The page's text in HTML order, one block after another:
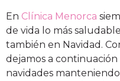
En Clínica Menorca
de vida lo más
también en Navidad.
dejamos a
navidades